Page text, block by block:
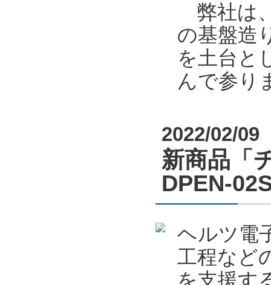
弊社は
の基盤造
を土台と
んで参り
2022/02/09
新商品「
DPEN-
ヘルツ電
工程など
を支援す